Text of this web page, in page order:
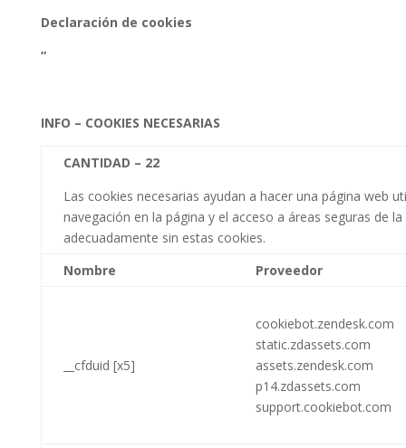
Declaración de cookies
”
INFO – COOKIES NECESARIAS
CANTIDAD – 22
Las cookies necesarias ayudan a hacer una página web
navegación en la página y el acceso a áreas seguras de
adecuadamente sin estas cookies.
Nombre
Proveedor
__cfduid [x5]
cookiebot.zendesk.com
static.zdassets.com
assets.zendesk.com
p14.zdassets.com
support.cookiebot.com